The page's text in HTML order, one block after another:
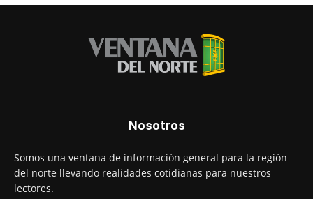
Nosotros
Somos una ventana de información general para la región
del norte llevando realidades cotidianas para nuestros
lectores.